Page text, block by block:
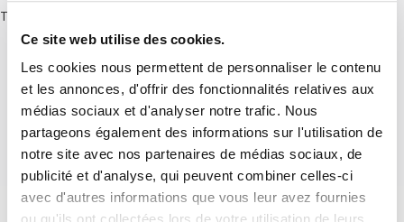
Ce site web utilise des cookies.
Les cookies nous permettent de personnaliser le contenu
et les annonces, d'offrir des fonctionnalités relatives aux
médias sociaux et d'analyser notre trafic. Nous
partageons également des informations sur l'utilisation de
notre site avec nos partenaires de médias sociaux, de
publicité et d'analyse, qui peuvent combiner celles-ci
avec d'autres informations que vous leur avez fournies
There are no posts.